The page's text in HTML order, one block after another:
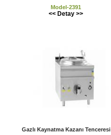
Model-2391
<< Detay >>
Gazlı Kaynatma Kazanı Tenceresi